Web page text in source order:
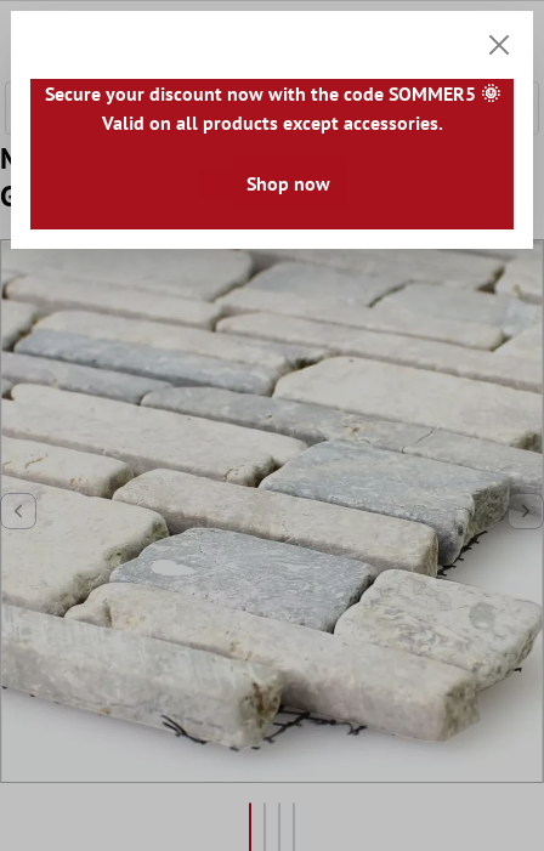
Muster von Mosaikfliesen Marmor Brick Uni
Grey
Secure your discount now with the code SOMMER5 🌞
Valid on all products except accessories.
Shop now